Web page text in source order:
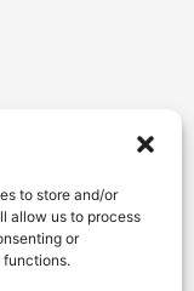
to store and/or
allow us to process
or
functions.